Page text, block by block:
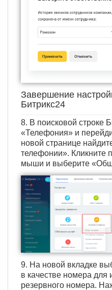
Завершение
Битрикс24
8. В поисковой строке
«Телефония» и
новой странице
телефонии». Кликните
мыши и выберите
9. На новой вкладке
в качестве номера для
резервного номера.